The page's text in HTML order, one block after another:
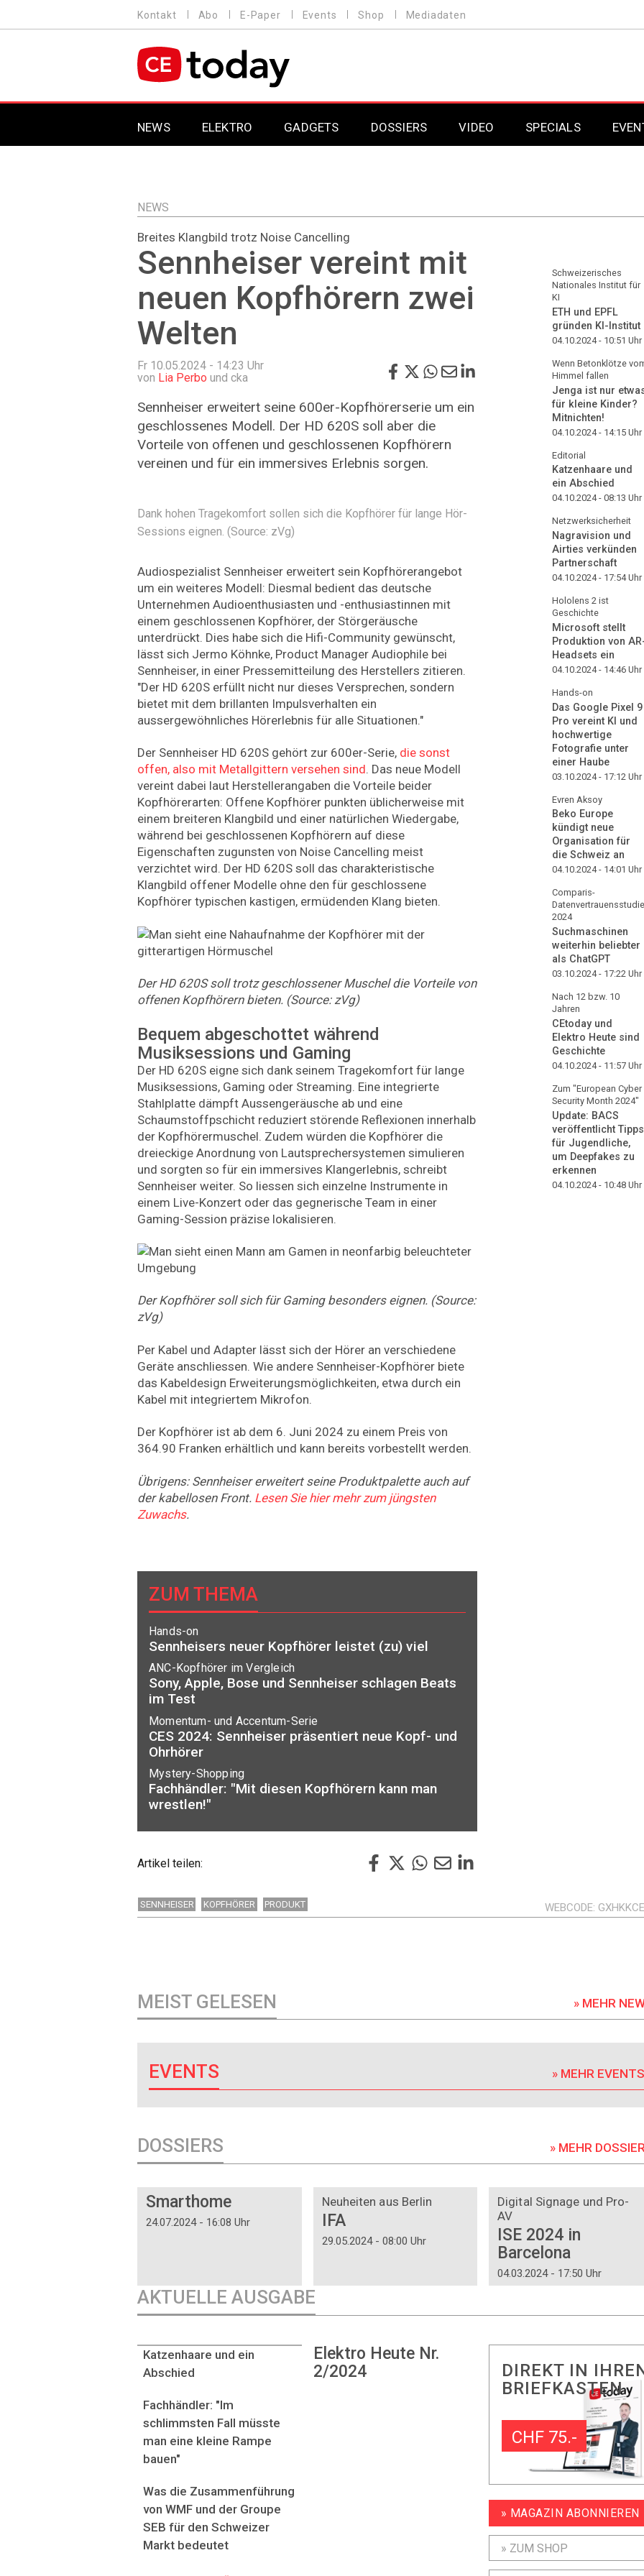
zum
MENU
Kontakt Abo E-Paper Events Shop Mediadaten
MAIN NAVIGATION
NEWS ELEKTRO GADGETS DOSSIERS
DAB+
VIDEO SPECIALS
Professional AV
Professional AV
NEWS
Breites Klangbild trotz Noise Cancelling
Sennheiser vereint mit
neuen Kopfhörern zwei
Welten
Fr 10.05.2024 - 14:23 Uhr
von Lia Perbo und cka
Sennheiser erweitert seine 600er-Kopfhörerserie um ein
geschlossenes Modell. Der HD 620S soll aber die
Vorteile von offenen und geschlossenen Kopfhörern
vereinen und für ein immersives Erlebnis sorgen.
Dank hohen Tragekomfort sollen sich die Kopfhörer für lange Hör-
Sessions eignen. (Source: zVg)
Audiospezialist Sennheiser erweitert sein Kopfhörerangebot
um ein weiteres Modell: Diesmal bedient das deutsche
Unternehmen Audioenthusiasten und -enthusiastinnen mit
einem geschlossenen Kopfhörer, der Störgeräusche
unterdrückt. Dies habe sich die Hifi-Community gewünscht,
lässt sich Jermo Köhnke, Product Manager Audiophile bei
Sennheiser, in einer Pressemitteilung des Herstellers zitieren.
"Der HD 620S erfüllt nicht nur dieses Versprechen, sondern
bietet mit dem brillanten Impulsverhalten ein
aussergewöhnliches Hörerlebnis für alle Situationen."
Der Sennheiser HD 620S gehört zur 600er-Serie, die sonst
offen, also mit Metallgittern versehen sind. Das neue Modell
vereint dabei laut Herstellerangaben die Vorteile beider
Kopfhörerarten: Offene Kopfhörer punkten üblicherweise mit
einem breiteren Klangbild und einer natürlichen Wiedergabe,
während bei geschlossenen Kopfhörern auf diese
Eigenschaften zugunsten von Noise Cancelling meist
verzichtet wird. Der HD 620S soll das charakteristische
Klangbild offener Modelle ohne den für geschlossene
Kopfhörer typischen kastigen, ermüdenden Klang bieten.
Der HD 620S soll trotz geschlossener Muschel die Vorteile von
offenen Kopfhörern bieten. (Source: zVg)
Bequem abgeschottet während
Musiksessions und Gaming
Der HD 620S eigne sich dank seinem Tragekomfort für lange
Musiksessions, Gaming oder Streaming. Eine integrierte
Stahlplatte dämpft Aussengeräusche ab und eine
Schaumstoffpschicht reduziert störende Reflexionen innerhalb
der Kopfhörermuschel. Zudem würden die Kopfhörer die
dreieckige Anordnung von Lautsprechersystemen simulieren
und sorgten so für ein immersives Klangerlebnis, schreibt
Sennheiser weiter. So liessen sich einzelne Instrumente in
einem Live-Konzert oder das gegnerische Team in einer
Gaming-Session präzise lokalisieren.
Der Kopfhörer soll sich für Gaming besonders eignen. (Source:
zVg)
Per Kabel und Adapter lässt sich der Hörer an verschiedene
Geräte anschliessen. Wie andere Sennheiser-Kopfhörer biete
das Kabeldesign Erweiterungsmöglichkeiten, etwa durch ein
Kabel mit integriertem Mikrofon.
Der Kopfhörer ist ab dem 6. Juni 2024 zu einem Preis von
364.90 Franken erhältlich und kann bereits vorbestellt werden.
Übrigens: Sennheiser erweitert seine Produktpalette auch auf
der kabellosen Front. Lesen Sie hier mehr zum jüngsten
Zuwachs.
ZUM THEMA
Hands-on
Sennheisers neuer Kopfhörer leistet (zu) viel
ANC-Kopfhörer im Vergleich
Sony, Apple, Bose und Sennheiser schlagen Beats
im Test
Momentum- und Accentum-Serie
CES 2024: Sennheiser präsentiert neue Kopf- und
Ohrhörer
Mystery-Shopping
Fachhändler: "Mit diesen Kopfhörern kann man
wrestlen!"
Artikel teilen:
Schweizerisches
Nationales Institut für
KI
ETH und EPFL
gründen KI-Institut
04.10.2024 - 10:51 Uhr
Wenn Betonklötze
Himmel fallen
Jenga ist nur
für kleine Kinder?
Mitnichten!
04.10.2024 - 14:15 Uhr
Editorial
Katzenhaare und
ein Abschied
04.10.2024 - 08:13 Uhr
Netzwerksicherheit
Nagravision und
Airties verkünden
Partnerschaft
04.10.2024 - 17:54Uhr
Hololens 2 ist
Geschichte
Microsoft stellt
Produktion von
Headsets ein
04.10.2024 - 14:46 Uhr
Hands-on
Das Google Pixel 9
Pro vereint KI und
hochwertige
Fotografie unter
einer Haube
03.10.2024 - 17:12 Uhr
Evren Aksoy
Beko Europe
kündigt neue
Organisation für
die Schweiz an
04.10.2024 - 14:01 Uhr
Comparis-
Datenvertrauensstudie
2024
Suchmaschinen
weiterhin beliebter
als ChatGPT
03.10.2024 - 17:22 Uhr
Nach 12 bzw. 10
Jahren
CEtoday und
Elektro Heute sind
Geschichte
04.10.2024 - 11:57 Uhr
Zum "European Cyber
Security Month 2024"
Update: BACS
veröffentlicht Tipps
für Jugendliche,
um Deepfakes zu
erkennen
04.10.2024 - 10:48 Uhr
SENNHEISER KOPFHÖRER PRODUKT WEBCODE
MEIST GELESEN » MEHR
EVENTS » MEHR
DOSSIERS » MEHR
Smarthome
24.07.2024 - 16:08 Uhr
Neuheiten aus Berlin
IFA
29.05.2024 - 08:00 Uhr
Digital Signage und Pro-
AV
ISE 2024 in
Barcelona
04.03.2024 - 17:50 Uhr
AKTUELLE AUSGABE
Elektro Heute Nr.
2/2024
Katzenhaare und ein
Abschied
Fachhändler: "Im
schlimmsten Fall müsste
man eine kleine Rampe
bauen"
Was die Zusammenführung
von WMF und der Groupe
SEB für den Schweizer
Markt bedeutet
DIREKT IN
BRIEFKASTEN
CHF 75.-
» MAGAZIN ABONNIEREN
» ZUM SHOP